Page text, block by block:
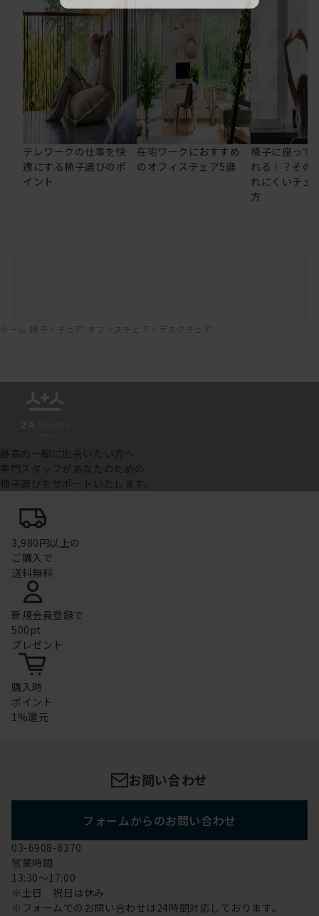
テレワークの仕事を快
適にする椅子選びのポ
イント
在宅ワークにおすすめ
のオフィスチェア5選
椅子に座って
れる！？その
れにくいチェ
方
ホーム 椅子・チェア オフィスチェア・デスクチェア
最高の一脚に出会いたい方へ
専門スタッフがあなたのための
椅子選びをサポートいたします。
3,980円以上の
ご購入で
送料無料
新規会員登録で
500pt
プレゼント
購入時
ポイント
1%還元
お問い合わせ
フォームからのお問い合わせ
03-6908-8370
営業時間
13:30～17:00
※土日 祝日は休み
※フォームでのお問い合わせは24時間対応しております。